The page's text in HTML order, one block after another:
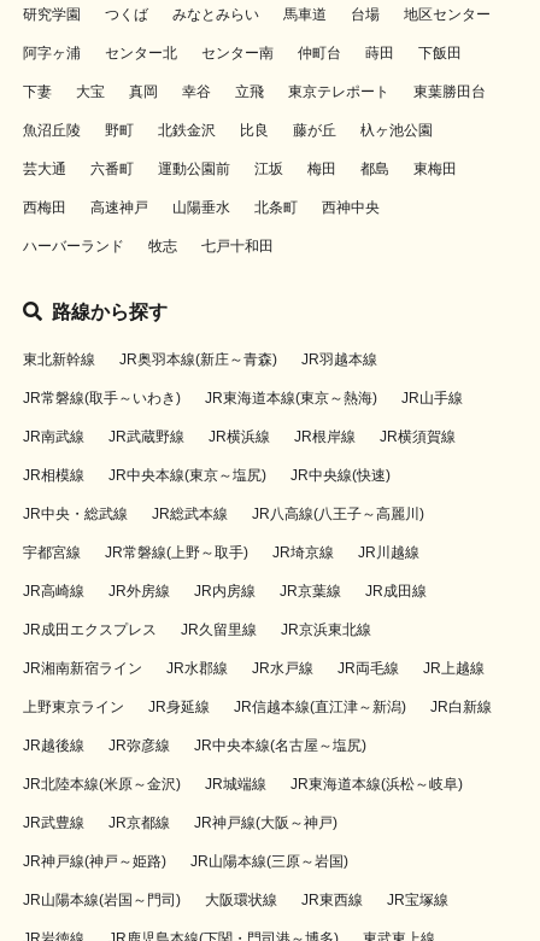
研究学園 つくば みなとみらい 馬車道 台場 地区センター
阿字ヶ浦 センター北 センター南 仲町台 蒔田 下飯田
下妻 大宝 真岡 幸谷 立飛 東京テレポート 東葉勝田台
魚沼丘陵 野町 北鉄金沢 比良 藤が丘 杁ヶ池公園
芸大通 六番町 運動公園前 江坂 梅田 都島 東梅田
西梅田 高速神戸 山陽垂水 北条町 西神中央
ハーバーランド 牧志 七戸十和田
路線から探す
東北新幹線 JR奥羽本線(新庄～青森) JR羽越本線
JR常磐線(取手～いわき) JR東海道本線(東京～熱海) JR山手線
JR南武線 JR武蔵野線 JR横浜線 JR根岸線 JR横須賀線
JR相模線 JR中央本線(東京～塩尻) JR中央線(快速)
JR中央・総武線 JR総武本線 JR八高線(八王子～高麗川)
宇都宮線 JR常磐線(上野～取手) JR埼京線 JR川越線
JR高崎線 JR外房線 JR内房線 JR京葉線 JR成田線
JR成田エクスプレス JR久留里線 JR京浜東北線
JR湘南新宿ライン JR水郡線 JR水戸線 JR両毛線 JR上越線
上野東京ライン JR身延線 JR信越本線(直江津～新潟) JR白新線
JR越後線 JR弥彦線 JR中央本線(名古屋～塩尻)
JR北陸本線(米原～金沢) JR城端線 JR東海道本線(浜松～岐阜)
JR武豊線 JR京都線 JR神戸線(大阪～神戸)
JR神戸線(神戸～姫路) JR山陽本線(三原～岩国)
JR山陽本線(岩国～門司) 大阪環状線 JR東西線 JR宝塚線